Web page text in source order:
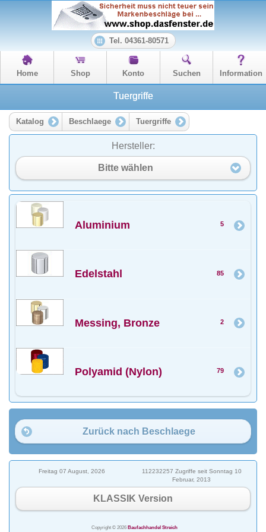
Tel. 04361-80571
Home Shop Konto Suchen Information
Tuergriffe
Katalog Beschlaege Tuergriffe
Hersteller:
Bitte wählen
Aluminium 5
Edelstahl 85
Messing, Bronze 2
Polyamid (Nylon) 79
Zurück nach Beschlaege
Freitag 07 August, 2026
112232257 Zugriffe seit Sonntag 10
Februar, 2013
KLASSIK Version
Copyright © 2026 Baufachhandel Streich